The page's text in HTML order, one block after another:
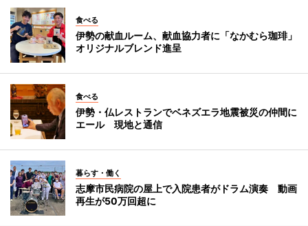
食べる
伊勢の献血ルーム、献血協力者に「なかむら珈琲」
オリジナルブレンド進呈
食べる
伊勢・仏レストランでベネズエラ地震被災の仲間に
エール 現地と通信
暮らす・働く
志摩市民病院の屋上で入院患者がドラム演奏 動画
再生が50万回超に